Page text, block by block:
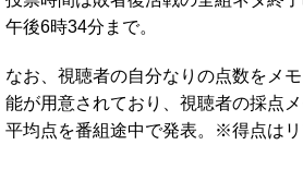
午後6時34分まで。
なお、視聴者の自分なりの点数をメ
能が用意されており、視聴者の採点
平均点を番組途中で発表。※得点は